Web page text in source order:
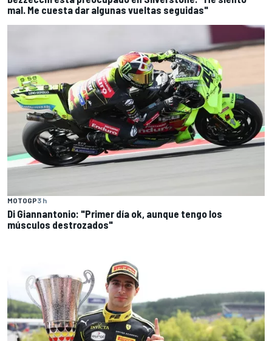
mal. Me cuesta dar algunas vueltas seguidas"
MOTOGP3 h
Di Giannantonio: "Primer día ok, aunque tengo los
músculos destrozados"